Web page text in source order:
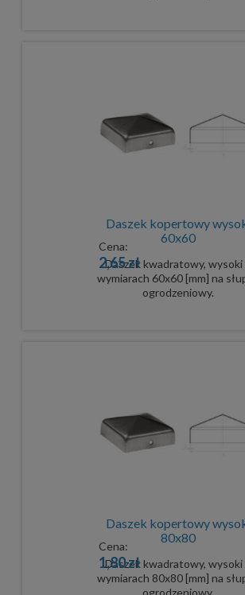
Daszek kopertowy
60x60
Daszek kwadratowy, wysoki
wymiarach 60x60 [mm] na
ogrodzeniowy.
Cena:
2,65 zł
Daszek kopertowy
80x80
Daszek kwadratowy, wysoki
wymiarach 80x80 [mm] na
Cena:
1,80 zł